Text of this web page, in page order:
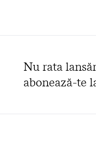
Nu rata
abonează-te